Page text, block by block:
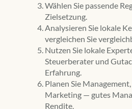
Wählen Sie passende
Zielsetzung.
Analysieren Sie lokale
vergleichen Sie
Nutzen Sie lokale
Steuerberater und
Erfahrung.
Planen Sie
Marketing — gutes
Rendite.